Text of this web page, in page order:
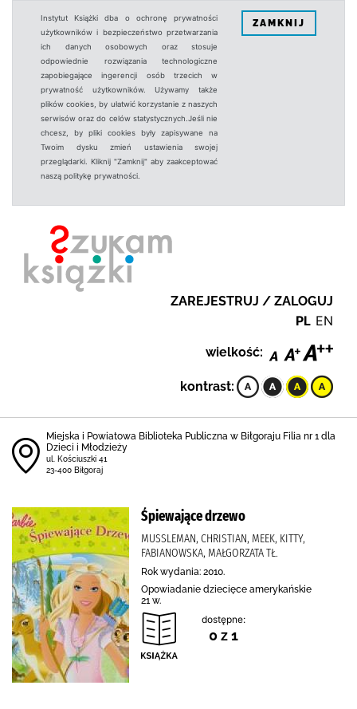
Instytut Książki dba o ochronę prywatności
użytkowników i bezpieczeństwo przetwarzania
ich danych osobowych oraz stosuje
odpowiednie rozwiązania technologiczne
zapobiegające ingerencji osób trzecich w
prywatność użytkowników. Używamy także
plików cookies, by ułatwić korzystanie z naszych
serwisów oraz do celów statystycznych.Jeśli nie
chcesz, by pliki cookies były zapisywane na
Twoim dysku zmień ustawienia swojej
przeglądarki. Kliknij "Zamknij" aby zaakceptować
naszą politykę prywatności.
ZAMKNIJ
ZAREJESTRUJ / ZALOGUJ
PL EN
wielkość:
kontrast:
Miejska i Powiatowa Biblioteka Publiczna w Biłgoraju Filia nr 1 dla
Dzieci i Młodzieży
ul. Kościuszki 41
23-400 Biłgoraj
Śpiewające drzewo
MUSSLEMAN, CHRISTIAN, MEEK, KITTY,
FABIANOWSKA, MAŁGORZATA TŁ.
Rok wydania: 2010.
Opowiadanie dziecięce amerykańskie
21 w.
dostępne:
0 z 1